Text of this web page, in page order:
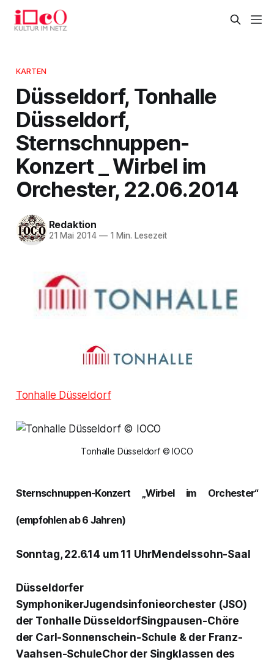
KARTEN
Düsseldorf, Tonhalle
Düsseldorf,
Sternschnuppen-
Konzert _ Wirbel im
Orchester, 22.06.2014
Redaktion
21 Mai 2014 —1 Min. Lesezeit
Tonhalle Düsseldorf
Tonhalle Düsseldorf © IOCO
Sternschnuppen-Konzert „Wirbel im Orchester“
(empfohlen ab 6 Jahren)
Sonntag, 22.6.14 um 11 UhrMendelssohn-Saal
Düsseldorfer
SymphonikerJugendsinfonieorchester (JSO)
der Tonhalle DüsseldorfSingpausen-Chöre
der Carl-Sonnenschein-Schule & der Franz-
Vaahsen-SchuleChor der Singklassen des